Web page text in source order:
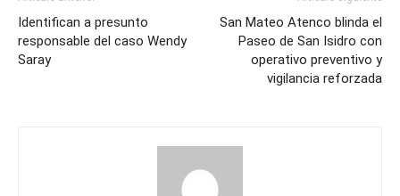
Identifican a presunto
responsable del caso Wendy
Saray
San Mateo Atenco blinda el
Paseo de San Isidro con
operativo preventivo y
vigilancia reforzada